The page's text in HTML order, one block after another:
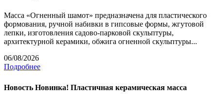
Масса «Огненный шамот» предназначена для пластического
формования, ручной набивки в гипсовые формы, жгутовой
лепки, изготовления садово-парковой скульптуры,
архитектурной керамики, обжига огненной скульптуры...
06/08/2026
Подробнее
Новость Новинка! Пластичная керамическая масса